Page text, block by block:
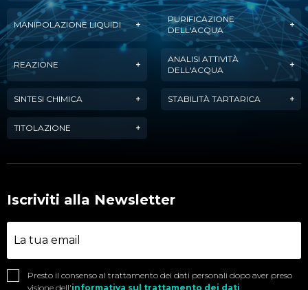
MANIPOLAZIONE LIQUIDI
PURIFICAZIONE
DELL'ACQUA
REAZIONE
ANALISI ATTIVITÀ
DELL'ACQUA
SINTESI CHIMICA STABILITÀ TARTARICA
TITOLAZIONE
Iscriviti alla Newsletter
Presto il consenso al trattamento dei dati personali dopo aver preso
visione dell'informativa sul trattamento dei dati